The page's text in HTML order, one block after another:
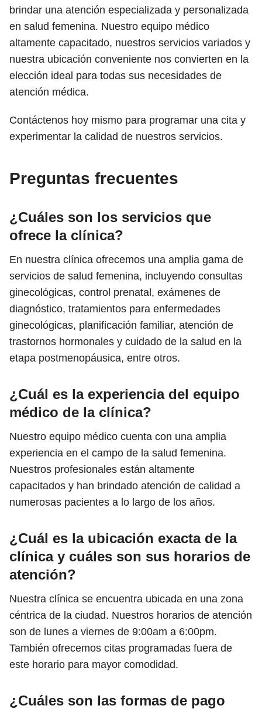
brindar una atención especializada y personalizada
en salud femenina. Nuestro equipo médico
altamente capacitado, nuestros servicios variados y
nuestra ubicación conveniente nos convierten en la
elección ideal para todas sus necesidades de
atención médica.
Contáctenos hoy mismo para programar una cita y
experimentar la calidad de nuestros servicios.
Preguntas frecuentes
¿Cuáles son los servicios que
ofrece la clínica?
En nuestra clínica ofrecemos una amplia gama de
servicios de salud femenina, incluyendo consultas
ginecológicas, control prenatal, exámenes de
diagnóstico, tratamientos para enfermedades
ginecológicas, planificación familiar, atención de
trastornos hormonales y cuidado de la salud en la
etapa postmenopáusica, entre otros.
¿Cuál es la experiencia del equipo
médico de la clínica?
Nuestro equipo médico cuenta con una amplia
experiencia en el campo de la salud femenina.
Nuestros profesionales están altamente
capacitados y han brindado atención de calidad a
numerosas pacientes a lo largo de los años.
¿Cuál es la ubicación exacta de la
clínica y cuáles son sus horarios de
atención?
Nuestra clínica se encuentra ubicada en una zona
céntrica de la ciudad. Nuestros horarios de atención
son de lunes a viernes de 9:00am a 6:00pm.
También ofrecemos citas programadas fuera de
este horario para mayor comodidad.
¿Cuáles son las formas de pago